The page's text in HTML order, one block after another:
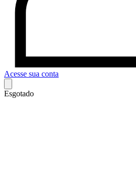
Acesse sua conta
Esgotado